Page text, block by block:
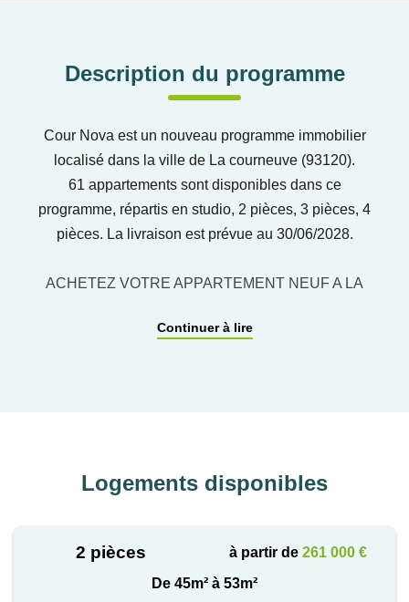
Description du programme
Cour Nova est un nouveau programme immobilier
localisé dans la ville de La courneuve (93120).
61 appartements sont disponibles dans ce
programme, répartis en studio, 2 pièces, 3 pièces, 4
pièces. La livraison est prévue au 30/06/2028.
ACHETEZ VOTRE APPARTEMENT NEUF A LA
en Seine-Saint-Denis.
Porte de Pantin, La Courneuve profite du dynamisme
économique de la capitale. Ville en pleine mutation,
Continuer à lire
Logements disponibles
2 pièces à partir de 261 000 €
De 45m² à 53m²